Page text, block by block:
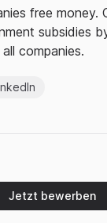
free money.
subsidies
companies.
Jetzt bewerben